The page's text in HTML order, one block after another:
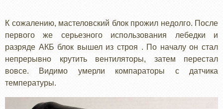
К сожалению, мастеловский блок прожил недолго. После
первого же серьезного использования лебедки и
разряде АКБ блок вышел из строя . По началу он стал
непрерывно крутить вентиляторы, затем перестал
вовсе. Видимо умерли компараторы с датчика
температуры.